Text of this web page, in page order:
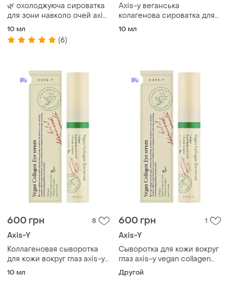
🌿 охолоджуюча сироватка
для зони навколо очей axis-
y 10 мл
10 мл
(6)
Axis-y веганська
колагенова сироватка для
шкіри навколо очей, 10 мл
10 мл
600 грн 8
Axis-Y
Коллагеновая сыворотка
для кожи вокруг глаз axis-y
vegan collagen eye serum с
10 мл
600 грн 1
Axis-Y
Сыворотка для кожи вокруг
глаз axis-y vegan collagen
eye serum с коллагеном 10
мл
Другой